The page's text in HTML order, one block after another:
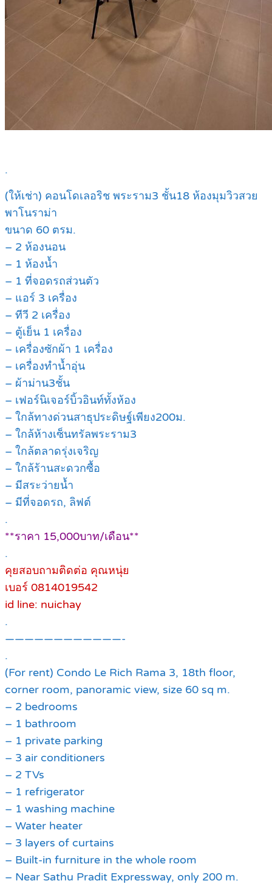
.
(ให้เช่า) คอนโดเลอริช พระราม3 ชั้น18 ห้องมุมวิวสวย
พาโนราม่า
ขนาด 60 ตรม.
– 2 ห้องนอน
– 1 ห้องน้ำ
– 1 ที่จอดรถส่วนตัว
– แอร์ 3 เครื่อง
– ทีวี 2 เครื่อง
– ตู้เย็น 1 เครื่อง
– เครื่องซักผ้า 1 เครื่อง
– เครื่องทำน้ำอุ่น
– ผ้าม่าน3ชั้น
– เฟอร์นิเจอร์บิ้วอินท์ทั้งห้อง
– ใกล้ทางด่วนสาธุประดิษฐ์เพียง200ม.
– ใกล้ห้างเซ็นทรัลพระราม3
– ใกล้ตลาดรุ่งเจริญ
– ใกล้ร้านสะดวกซื้อ
– มีสระว่ายน้ำ
– มีที่จอดรถ, ลิฟต์
.
**ราคา 15,000บาท/เดือน**
.
คุยสอบถามติดต่อ คุณหนุ่ย
เบอร์ 0814019542
id line: nuichay
.
————————————-
.
(For rent) Condo Le Rich Rama 3, 18th floor,
corner room, panoramic view, size 60 sq m.
– 2 bedrooms
– 1 bathroom
– 1 private parking
– 3 air conditioners
– 2 TVs
– 1 refrigerator
– 1 washing machine
– Water heater
– 3 layers of curtains
– Built-in furniture in the whole room
– Near Sathu Pradit Expressway, only 200 m.